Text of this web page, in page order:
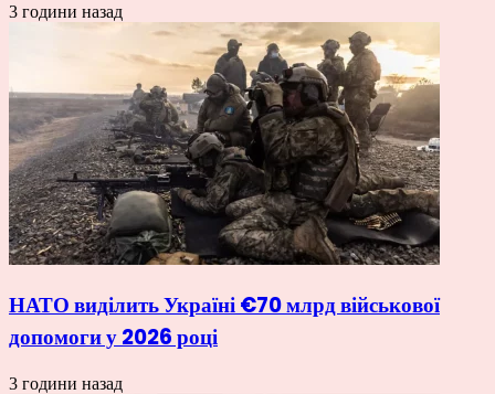
3 години назад
НАТО виділить Україні €70 млрд військової
допомоги у 2026 році
3 години назад